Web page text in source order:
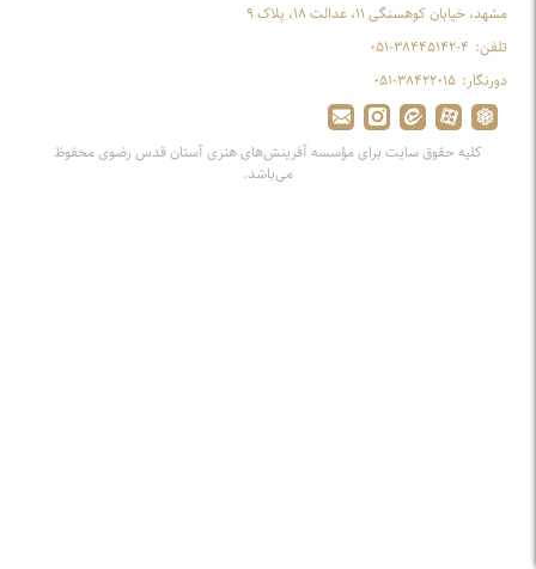
مشهد، خیابان کوهسنگی ۱۱، عدالت ۱۸، پلاک ۹
تلفن: ۰۵۱-۳۸۴۴۵۱۴۲-۴
دورنگار: ۰۵۱-۳۸۴۲۲۰۱۵
کلیه حقوق سایت برای مؤسسه آفرینش‌های هنری آستان قدس رضوی محفوظ
می‌باشد.